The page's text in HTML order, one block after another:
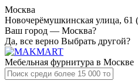
Москва
Новочерёмушкинская улица, 61
Ваш город — Москва?
Да, все верно Выбрать другой?
Мебельная фурнитура в Москве